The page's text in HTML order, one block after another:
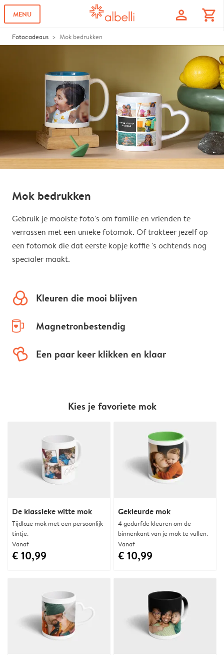
MENU profile shopping_cart
Fotocadeaus Mok bedrukken
Mok bedrukken
Gebruik je mooiste foto's om familie en vrienden te
verrassen met een unieke fotomok. Of trakteer jezelf op
een fotomok die dat eerste kopje koffie 's ochtends nog
specialer maakt.
colors Kleuren die mooi blijven
mug-empty
Magnetronbestendig
hearts Een paar keer klikken en klaar
Kies je favoriete mok
De klassieke witte mok
Tijdloze mok met een persoonlijk
tintje.
Vanaf
€ 10,99
Gekleurde mok
4 gedurfde kleuren om de
binnenkant van je mok te vullen.
Vanaf
€ 10,99